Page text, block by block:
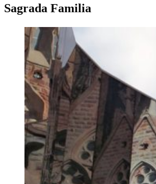
Sagrada Familia